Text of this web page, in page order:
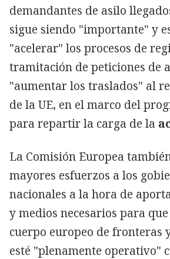
demandantes de asilo
sigue siendo "importante" y
"acelerar" los procesos de
tramitación de peticiones de
"aumentar los traslados" al
de la UE, en el marco del
para repartir la carga de la
La Comisión Europea
mayores esfuerzos a los
nacionales a la hora de
y medios necesarios para
cuerpo europeo de fronteras
esté "plenamente operativo"